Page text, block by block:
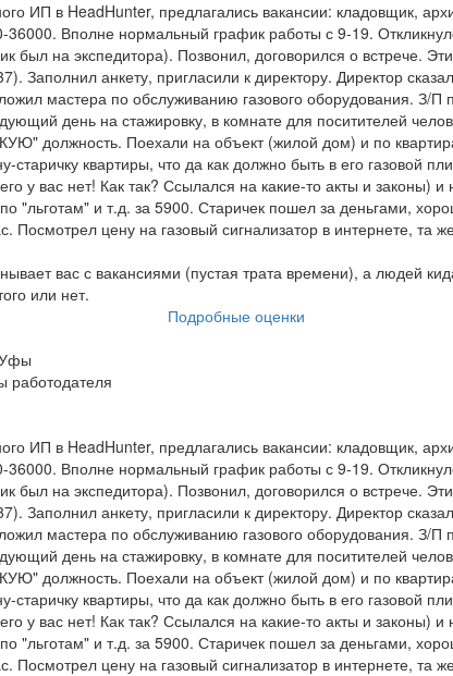
ИП в HeadHunter, предлагались вакансии: кладовщик,
36000. Вполне нормальный график работы с 9-19.
был на экспедитора). Позвонил, договорился о встрече.
Заполнил анкету, пригласили к директору. Директор
мастера по обслуживанию газового оборудования. З/
день на стажировку, в комнате для поситителей
должность. Поехали на объект (жилой дом) и по
старичку квартиры, что да как должно быть в его газовой
у вас нет! Как так? Ссылался на какие-то акты и законы) и
по "льготам" и т.д. за 5900. Старичек пошел за деньгами,
Посмотрел цену на газовый сигнализатор в интернете, та
вас с вакансиями (пустая трата времени), а людей
или нет.
Подробные оценки
Уфы
работодателя
ИП в HeadHunter, предлагались вакансии: кладовщик,
36000. Вполне нормальный график работы с 9-19.
был на экспедитора). Позвонил, договорился о встрече.
Заполнил анкету, пригласили к директору. Директор
мастера по обслуживанию газового оборудования. З/
день на стажировку, в комнате для поситителей
должность. Поехали на объект (жилой дом) и по
старичку квартиры, что да как должно быть в его газовой
у вас нет! Как так? Ссылался на какие-то акты и законы) и
по "льготам" и т.д. за 5900. Старичек пошел за деньгами,
Посмотрел цену на газовый сигнализатор в интернете, та